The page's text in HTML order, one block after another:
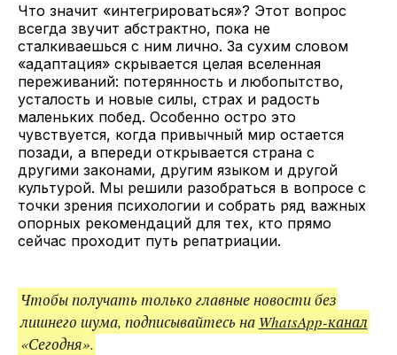
Что значит «интегрироваться»? Этот вопрос
всегда звучит абстрактно, пока не
сталкиваешься с ним лично. За сухим словом
«адаптация» скрывается целая вселенная
переживаний: потерянность и любопытство,
усталость и новые силы, страх и радость
маленьких побед. Особенно остро это
чувствуется, когда привычный мир остается
позади, а впереди открывается страна с
другими законами, другим языком и другой
культурой. Мы решили разобраться в вопросе с
точки зрения психологии и собрать ряд важных
опорных рекомендаций для тех, кто прямо
сейчас проходит путь репатриации.
Чтобы получать только главные новости без
лишнего шума, подписывайтесь на WhatsApp-канал
«Сегодня».